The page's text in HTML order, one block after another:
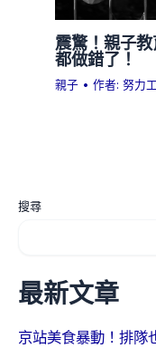
震驚！親子
都做錯了！
親子 • 作者:努力
搜尋
最新文章
京站美食暴動！排隊